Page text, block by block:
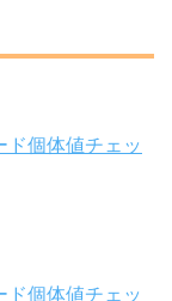
ド個体値チェッ
ド個体値チェッ